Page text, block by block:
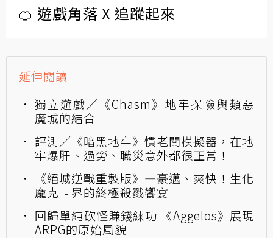
🍊 遊戲角落 X 追蹤起來
延伸閱讀
獨立遊戲／《Chasm》地牢探險與類惡
魔城的結合
評測／《暗黑地牢》慣老闆模擬器，在地
牢爆肝、過勞、職災意外都很正常！
《絕城逆戰重製版》—豪邁、爽快！生化
龐克世界的終極殺戮饗宴
回歸單純砍怪賺錢練功 《Aggelos》展現
ARPG的原始風貌